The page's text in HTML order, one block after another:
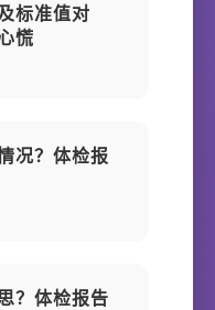
标准值对
慌
况？体检报
？体检报告